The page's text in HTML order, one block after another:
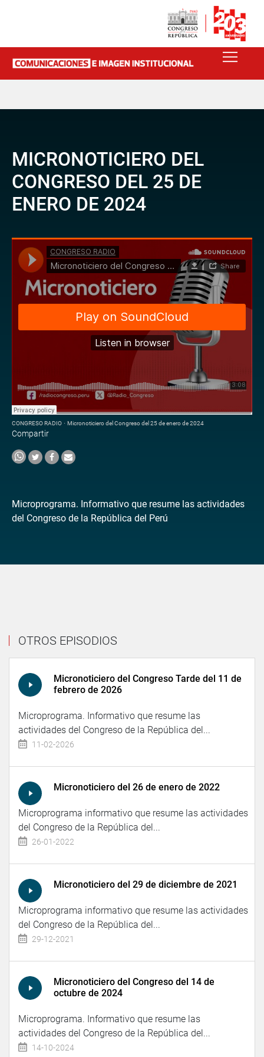
MICRONOTICIERO DEL
CONGRESO DEL 25 DE
ENERO DE 2024
CONGRESO RADIO · Micronoticiero del Congreso del 25 de enero de 2024
Compartir
Microprograma. Informativo que resume las actividades
del Congreso de la República del Perú
OTROS EPISODIOS
Micronoticiero del Congreso Tarde del 11 de
febrero de 2026
Microprograma. Informativo que resume las
actividades del Congreso de la República del...
11-02-2026
Micronoticiero del 26 de enero de 2022
Microprograma informativo que resume las actividades
del Congreso de la República del...
26-01-2022
Micronoticiero del 29 de diciembre de 2021
Microprograma informativo que resume las actividades
del Congreso de la República del...
29-12-2021
Micronoticiero del Congreso del 14 de
octubre de 2024
Microprograma. Informativo que resume las
actividades del Congreso de la República del...
14-10-2024